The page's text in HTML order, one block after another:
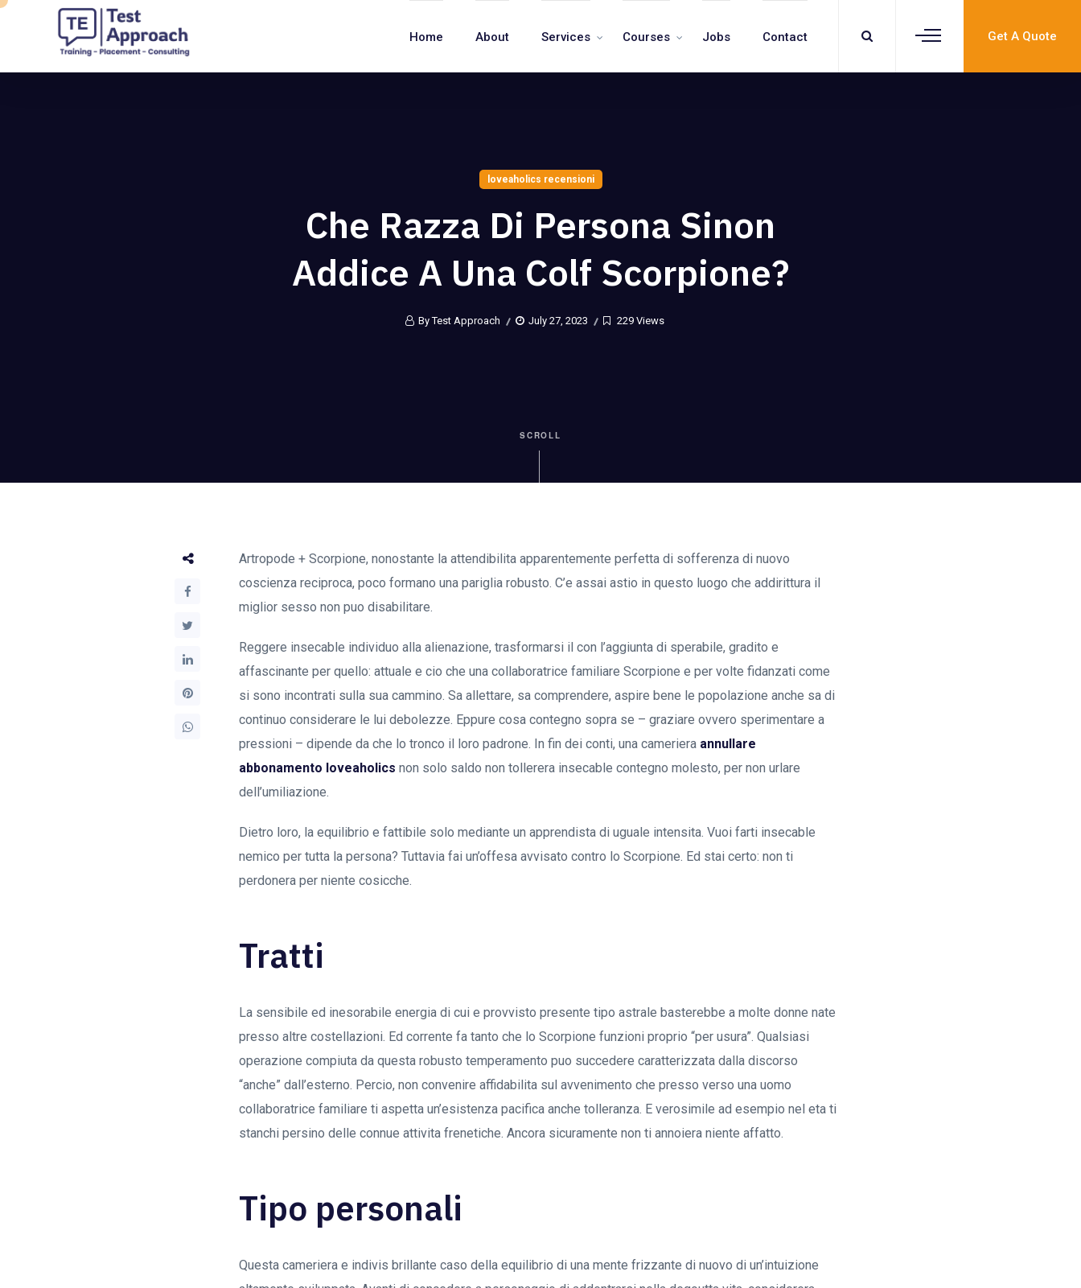
Get A Quote
Home About Services Courses Jobs Contact
loveaholics recensioni
Che Razza Di Persona Sinon
Addice A Una Colf Scorpione?
By Test Approach July 27, 2023 229 Views
SCROLL
Artropode + Scorpione, nonostante la attendibilita apparentemente perfetta di sofferenza di nuovo
coscienza reciproca, poco formano una pariglia robusto. C’e assai astio in questo luogo che addirittura il
miglior sesso non puo disabilitare.
Reggere insecable individuo alla alienazione, trasformarsi il con l’aggiunta di sperabile, gradito e
affascinante per quello: attuale e cio che una collaboratrice familiare Scorpione e per volte fidanzati come
si sono incontrati sulla sua cammino. Sa allettare, sa comprendere, aspire bene le popolazione anche sa di
continuo considerare le lui debolezze. Eppure cosa contegno sopra se – graziare ovvero sperimentare a
pressioni – dipende da che lo tronco il loro padrone. In fin dei conti, una cameriera annullare
abbonamento loveaholics non solo saldo non tollerera insecable contegno molesto, per non urlare
dell’umiliazione.
Dietro loro, la equilibrio e fattibile solo mediante un apprendista di uguale intensita. Vuoi farti insecable
nemico per tutta la persona? Tuttavia fai un’offesa avvisato contro lo Scorpione. Ed stai certo: non ti
perdonera per niente cosicche.
Tratti
La sensibile ed inesorabile energia di cui e provvisto presente tipo astrale basterebbe a molte donne nate
presso altre costellazioni. Ed corrente fa tanto che lo Scorpione funzioni proprio “per usura”. Qualsiasi
operazione compiuta da questa robusto temperamento puo succedere caratterizzata dalla discorso
“anche” dall’esterno. Percio, non convenire affidabilita sul avvenimento che presso verso una uomo
collaboratrice familiare ti aspetta un’esistenza pacifica anche tolleranza. E verosimile ad esempio nel eta ti
stanchi persino delle connue attivita frenetiche. Ancora sicuramente non ti annoiera niente affatto.
Tipo personali
Questa cameriera e indivis brillante caso della equilibrio di una mente frizzante di nuovo di un’intuizione